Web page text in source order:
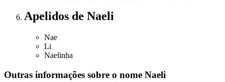
Apelidos de Naeli
Nae
Li
Naelinha
Outras informações sobre o nome Naeli